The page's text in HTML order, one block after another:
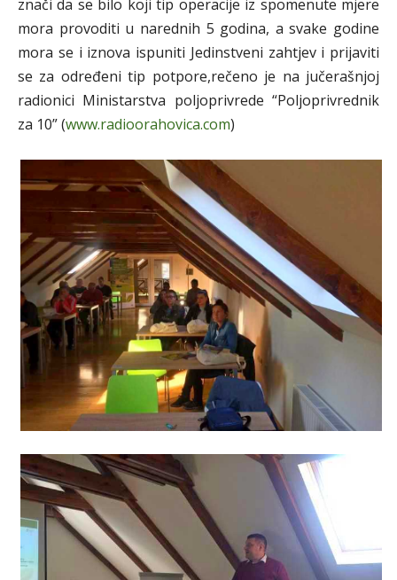
znači da se bilo koji tip operacije iz spomenute mjere
mora provoditi u narednih 5 godina, a svake godine
mora se i iznova ispuniti Jedinstveni zahtjev i prijaviti
se za određeni tip potpore,rečeno je na jučerašnjoj
radionici Ministarstva poljoprivrede “Poljoprivrednik
za 10” (www.radioorahovica.com)